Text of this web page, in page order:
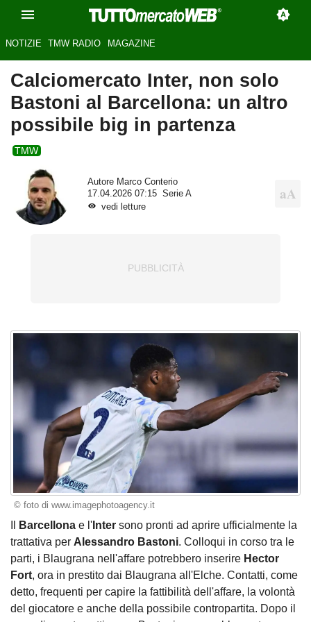
NOTIZIE TMW RADIO MAGAZINE
Calciomercato Inter, non solo
Bastoni al Barcellona: un altro
possibile big in partenza
TMW
Autore Marco Conterio
17.04.2026 07:15
Serie A
vedi letture
© foto di www.imagephotoagency.it
Barcellona e l' Inter sono pronti ad aprire ufficialmente la
trattativa per Alessandro Bastoni. Colloqui in corso tra le
parti, i Blaugrana nell'affare potrebbero inserire Hector
Fort, ora in prestito dai Blaugrana all'Elche. Contatti, come
detto, frequenti per capire la fattibilità dell'affare, la volontà
del giocatore e anche della possibile contropartita. Dopo il